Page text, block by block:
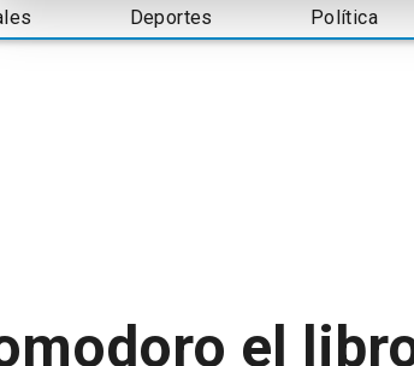
Deportes Política
el